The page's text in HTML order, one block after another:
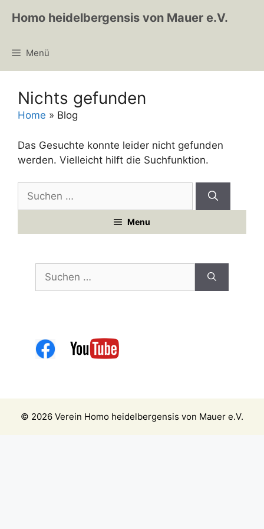
InhaltHomo heidelbergensis von Mauer e.V.
Menü
Nichts gefunden
Home » Blog
Das Gesuchte konnte leider nicht gefunden
werden. Vielleicht hilft die Suchfunktion.
Suchen
nach:
Menu
Suchen
nach:
© 2026 Verein Homo heidelbergensis von Mauer e.V.